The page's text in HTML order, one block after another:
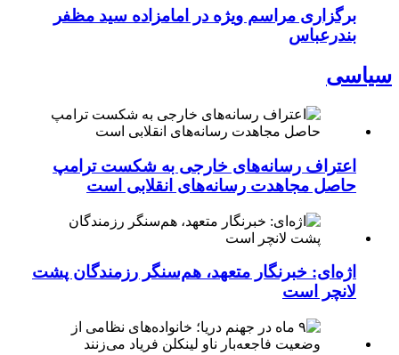
برگزاری مراسم ویژه در امامزاده سید مظفر
بندرعباس
سیاسی
اعتراف رسانه‌های خارجی به شکست ترامپ
حاصل مجاهدت رسانه‌های انقلابی است
اژه‌ای: خبرنگار متعهد، هم‌سنگر رزمندگان پشت
لانچر است